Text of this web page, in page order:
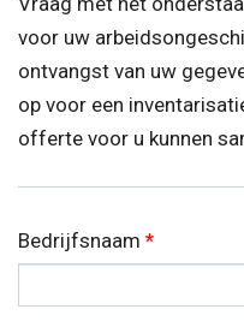
voor uw
ontvangst van uw
op voor een
offerte voor u kunnen
Bedrijfsnaam *